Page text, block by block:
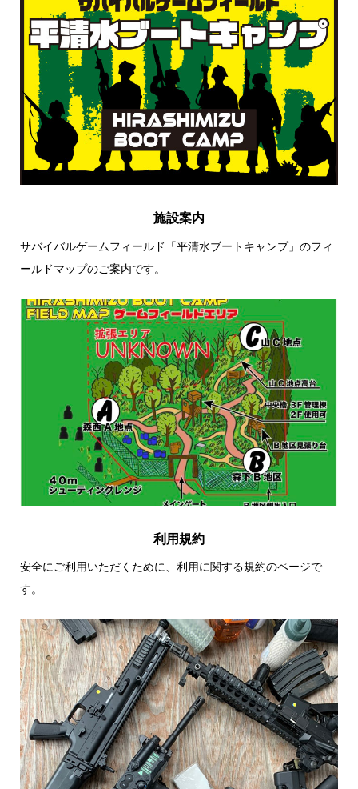
施設案内
サバイバルゲームフィールド「平清水ブートキャンプ」のフィ
ールドマップのご案内です。
利用規約
安全にご利用いただくために、利用に関する規約のページで
す。